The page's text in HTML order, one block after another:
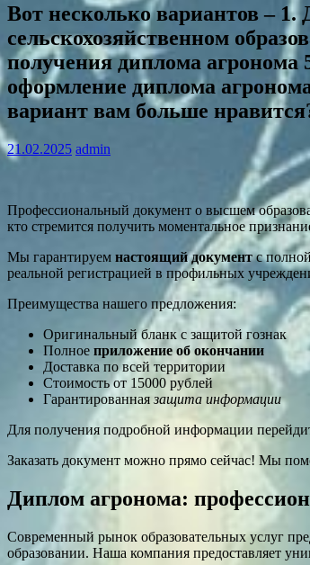
Вот несколько вариантов –
сельскохозяйственном
получения диплома агронома
оформление диплома
вариант вам больше
21.02.2025 admin
Профессиональный документ о высшем
кто стремится получить моментальное
Мы гарантируем настоящий документс
реальной регистрацией в профильных
Преимущества нашего предложения:
Оригинальный бланк с защитой гознак
Полное приложение об окончании
Доставка по всей территории
Стоимость от 15000 рублей
Гарантированная защита информации
Для получения подробной информации
Заказать документ можно прямо сейчас! Мы
Диплом агронома:
Современный рынок образовательных услуг
образовании. Наша компания предоставляет